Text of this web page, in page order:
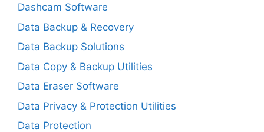
Dashcam Software
Data Backup & Recovery
Data Backup Solutions
Data Copy & Backup Utilities
Data Eraser Software
Data Privacy & Protection Utilities
Data Protection